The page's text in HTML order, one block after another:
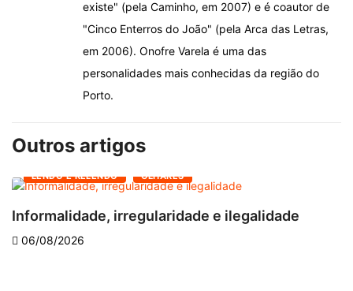
existe" (pela Caminho, em 2007) e é coautor de
"Cinco Enterros do João" (pela Arca das Letras,
em 2006). Onofre Varela é uma das
personalidades mais conhecidas da região do
Porto.
Outros artigos
LENDO E RELENDO OLHARES
Informalidade, irregularidade e ilegalidade
06/08/2026